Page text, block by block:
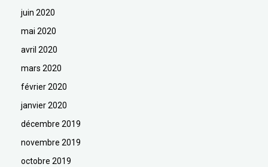
juin 2020
mai 2020
avril 2020
mars 2020
février 2020
janvier 2020
décembre 2019
novembre 2019
octobre 2019